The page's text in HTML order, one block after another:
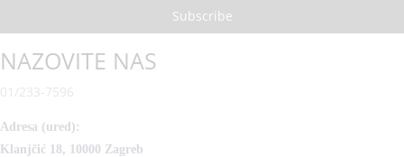
NAZOVITE NAS
01/233-7596
Adresa (ured):
Klanjčić 18, 10000 Zagreb